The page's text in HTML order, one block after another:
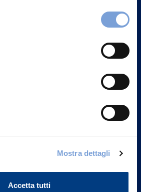
del sito nella sezione "Informativa
Mostra dettagli
Accetta tutti